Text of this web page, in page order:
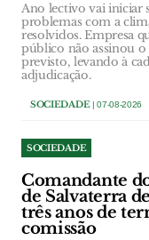
Ano lectivo vai iniciar
problemas com a
resolvidos. Empresa
público não assinou
previsto, levando à
adjudicação.
SOCIEDADE| 07-08-2026
SOCIEDADE
Comandante
de Salvaterra
três anos de
comissão